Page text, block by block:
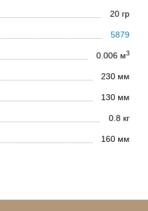
20 гр
5879
0.006 м3
230 мм
130 мм
0.8 кг
160 мм